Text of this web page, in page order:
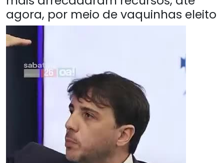
agora, por meio de vaquinhas eleito